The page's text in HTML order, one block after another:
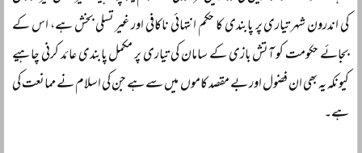
کی اندرون شہر تیاری پر پابندی کا حکم انتہائی ناکافی اور غیر تسلی بخش ہے، اس کے
بجائے حکومت کو آتش بازی کے سامان کی تیاری پر مکمل پابندی عائد کرنی چاہیے
کیونکہ یہ بھی ان فضول اور بے مقصد کاموں میں سے ہے جن کی اسلام نے ممانعت کی
ہے۔